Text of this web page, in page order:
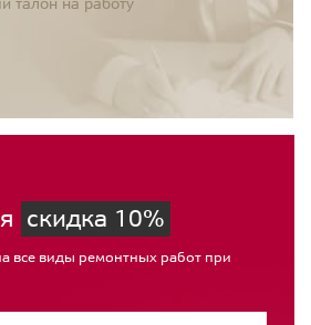
скидка 10%
все виды ремонтных работ при